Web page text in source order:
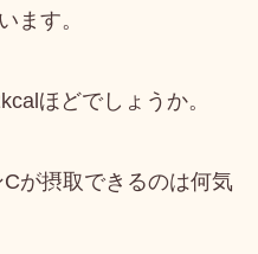
ます。
ほどでしょうか。
が摂取できるのは何気